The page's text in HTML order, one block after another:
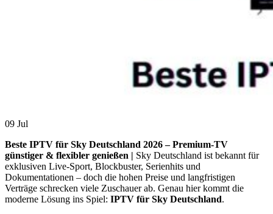
09 Jul
Beste IPTV für Sky Deutschland 2026 – Premium-TV
günstiger & flexibler genießen | Sky Deutschland ist bekannt für
exklusiven Live-Sport, Blockbuster, Serienhits und
Dokumentationen – doch die hohen Preise und langfristigen
Verträge schrecken viele Zuschauer ab. Genau hier kommt die
moderne Lösung ins Spiel: IPTV für Sky Deutschland.